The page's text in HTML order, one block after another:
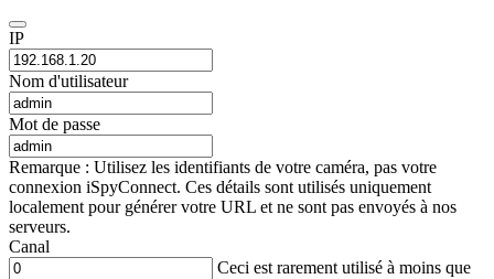
IP
Nom d'utilisateur
Mot de passe
Remarque : Utilisez les identifiants de votre caméra, pas votre
connexion iSpyConnect. Ces détails sont utilisés uniquement
localement pour générer votre URL et ne sont pas envoyés à nos
serveurs.
Canal
Ceci est rarement utilisé à moins que